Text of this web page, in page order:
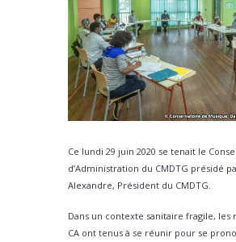
Ce lundi 29 juin 2020 se tenait le
d’Administration du CMDTG présidé
Alexandre, Président du CMDTG.
Dans un contexte sanitaire fragile, les
CA ont tenus à se réunir pour se